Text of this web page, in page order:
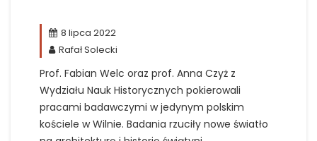
8 lipca 2022
Rafał Solecki
Prof. Fabian Welc oraz prof. Anna Czyż z
Wydziału Nauk Historycznych pokierowali
pracami badawczymi w jedynym polskim
kościele w Wilnie. Badania rzuciły nowe światło